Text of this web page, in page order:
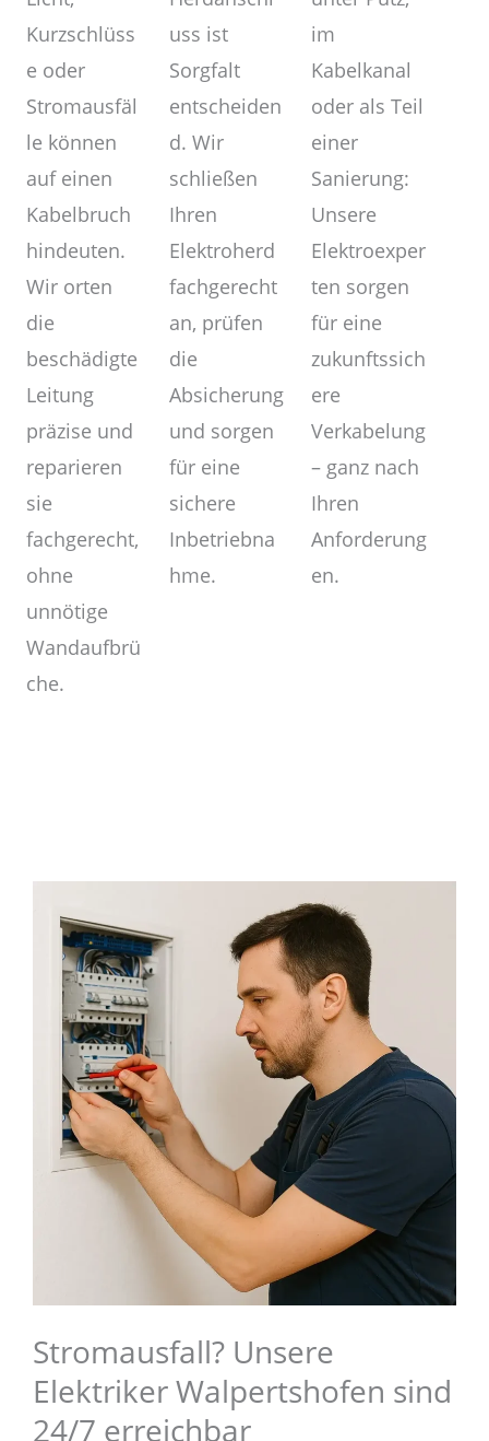
Kurzschlüss
e oder
Stromausfäl
le können
auf einen
Kabelbruch
hindeuten.
Wir orten
die
beschädigte
Leitung
präzise und
reparieren
sie
fachgerecht,
ohne
unnötige
Wandaufbrü
che.
uss ist
Sorgfalt
entscheiden
d. Wir
schließen
Ihren
Elektroherd
fachgerecht
an, prüfen
die
Absicherung
und sorgen
für eine
sichere
Inbetriebna
hme.
im
Kabelkanal
oder als Teil
einer
Sanierung:
Unsere
Elektroexper
ten sorgen
für eine
zukunftssich
ere
Verkabelung
– ganz nach
Ihren
Anforderung
en.
Stromausfall? Unsere
Elektriker Walpertshofen sind
24/7 erreichbar